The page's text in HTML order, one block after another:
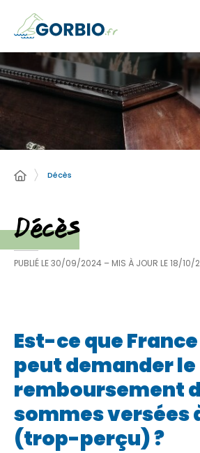
Décès
Décès
PUBLIÉ LE30/09/2024 – MIS À JOUR LE18/10/
Est-ce que
peut demander le
remboursement
sommes versées
(trop-perçu) ?